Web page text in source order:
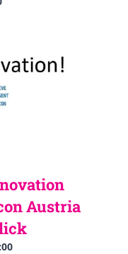
Austria